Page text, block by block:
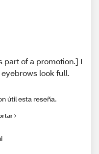
part of a promotion.] I
look full.
útil esta reseña.